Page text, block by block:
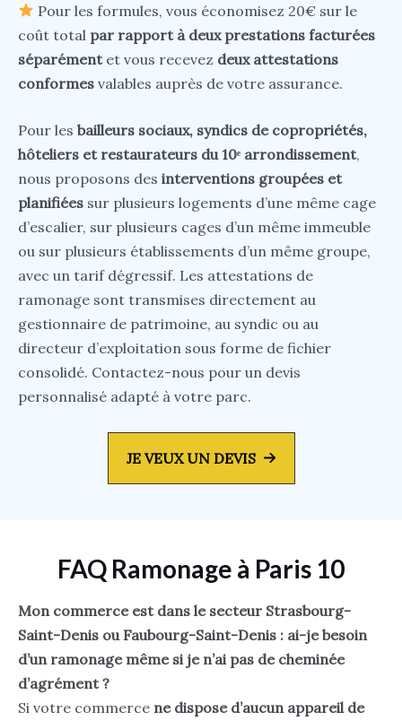
Pour les formules, vous économisez 20€ sur le
coût total par rapport à deux prestations facturées
séparémentet vous recevez deux attestations
conformes valables auprès de votre assurance.
Pour les bailleurs sociaux, syndics de copropriétés,
hôteliers et restaurateurs du 10ᵉ arrondissement,
nous proposons des interventions groupées et
planifiées sur plusieurs logements d’une même cage
d’escalier, sur plusieurs cages d’un même immeuble
ou sur plusieurs établissements d’un même groupe,
avec un tarif dégressif. Les attestations de
ramonage sont transmises directement au
gestionnaire de patrimoine, au syndic ou au
directeur d’exploitation sous forme de fichier
consolidé. Contactez-nous pour un devis
personnalisé adapté à votre parc.
JE VEUX UN DEVIS
FAQ Ramonage à Paris 10
Mon commerce est dans le secteur Strasbourg-
Saint-Denis ou Faubourg-Saint-Denis : ai-je besoin
d’un ramonage même si je n’ai pas de cheminée
d’agrément ?
Si votre commerce ne dispose d’aucun appareil de